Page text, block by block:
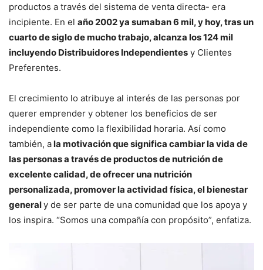
productos a través del sistema de venta directa- era
incipiente. En el año 2002 ya sumaban 6 mil, y hoy, tras un
cuarto de siglo de mucho trabajo, alcanza los 124 mil
incluyendo Distribuidores Independientes y Clientes
Preferentes.
El crecimiento lo atribuye al interés de las personas por
querer emprender y obtener los beneficios de ser
independiente como la flexibilidad horaria. Así como
también, ala motivación que significa cambiar la vida de
las personas a través de productos de nutrición de
excelente calidad, de ofrecer una nutrición
personalizada, promover la actividad física, el bienestar
generaly de ser parte de una comunidad que los apoya y
los inspira. “Somos una compañía con propósito”, enfatiza.